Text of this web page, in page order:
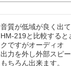
音質が低域が良く出
HM-219と比較すると
クですがオーディオ
出力を外し外部スピ
もちろん出来ます。